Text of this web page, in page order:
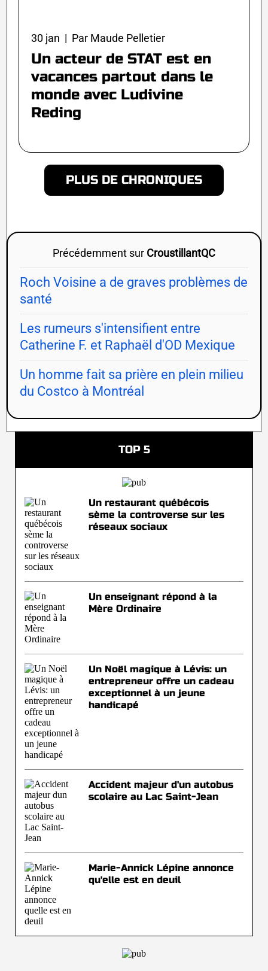
30 jan | Par Maude Pelletier
Un acteur de STAT est en
vacances partout dans le
monde avec Ludivine
Reding
PLUS DE CHRONIQUES
Précédemment sur CroustillantQC
Roch Voisine a de graves problèmes de
santé
Les rumeurs s'intensifient entre
Catherine F. et Raphaël d'OD Mexique
Un homme fait sa prière en plein milieu
du Costco à Montréal
TOP 5
Un restaurant québécois
sème la controverse sur les
réseaux sociaux
Un enseignant répond à la
Mère Ordinaire
Un Noël magique à Lévis: un
entrepreneur offre un cadeau
exceptionnel à un jeune
handicapé
Accident majeur d'un autobus
scolaire au Lac Saint-Jean
Marie-Annick Lépine annonce
qu'elle est en deuil